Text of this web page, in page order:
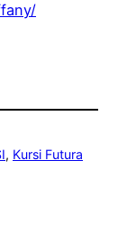
, Kursi Futura